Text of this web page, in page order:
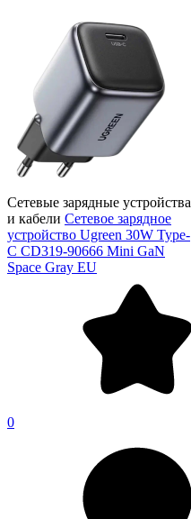
Сетевые зарядные устройства
и кабели Сетевое зарядное
устройство Ugreen 30W Type-
C CD319-90666 Mini GaN
Space Gray EU
0